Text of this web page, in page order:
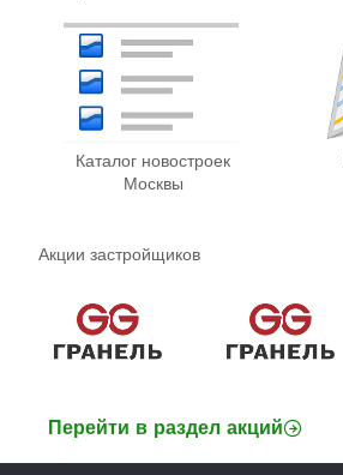
Каталог новостроек
Москвы
Акции застройщиков
Перейти в раздел акций